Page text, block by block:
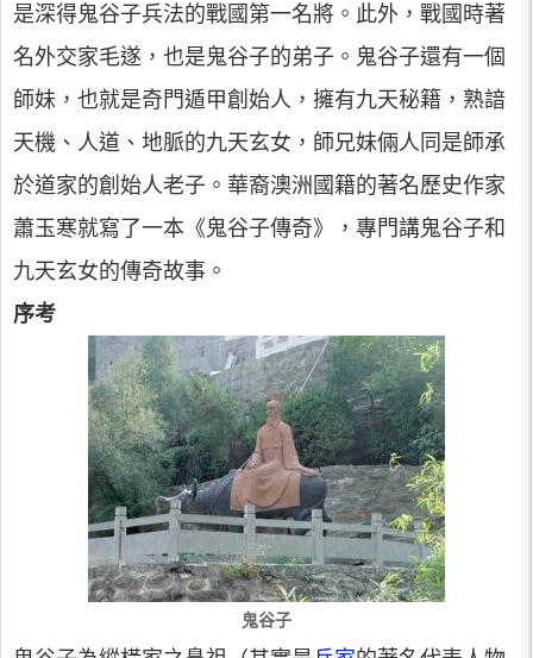
是深得鬼谷子兵法的戰國第一名將。此外，戰國時著
名外交家毛遂，也是鬼谷子的弟子。鬼谷子還有一個
師妹，也就是奇門遁甲創始人，擁有九天秘籍，熟諳
天機、人道、地脈的九天玄女，師兄妹倆人同是師承
於道家的創始人老子。華裔澳洲國籍的著名歷史作家
蕭玉寒就寫了一本《鬼谷子傳奇》，專門講鬼谷子和
九天玄女的傳奇故事。
序考
鬼谷子